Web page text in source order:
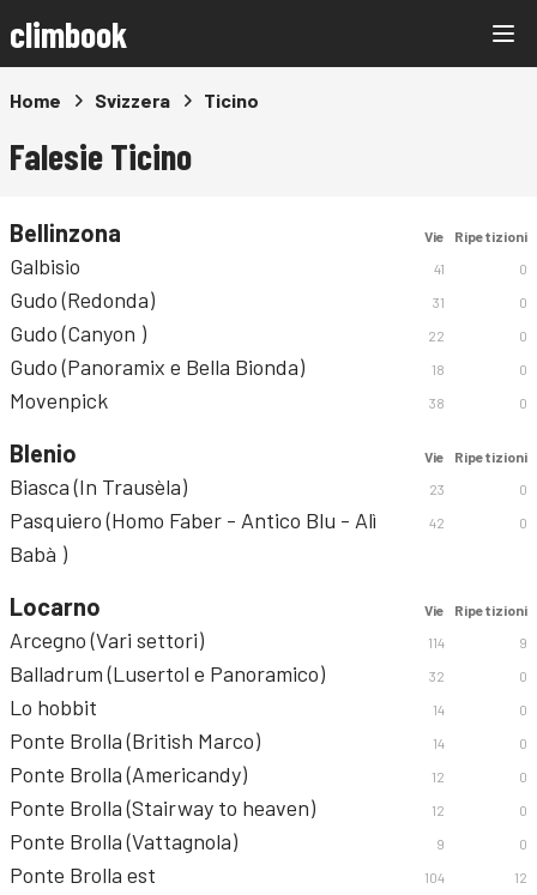
climbook
Home Svizzera Ticino
Falesie Ticino
Bellinzona Vie Ripetizioni
Galbisio 41 0
Gudo (Redonda) 31 0
Gudo (Canyon ) 22 0
Gudo (Panoramix e Bella Bionda) 18 0
Movenpick 38 0
Blenio Vie Ripetizioni
Biasca (In Trausèla) 23 0
Pasquiero (Homo Faber - Antico Blu - Alì
Babà )
42 0
Locarno Vie Ripetizioni
Arcegno (Vari settori) 114 9
Balladrum (Lusertol e Panoramico) 32 0
Lo hobbit 14 0
Ponte Brolla (British Marco) 14 0
Ponte Brolla (Americandy) 12 0
Ponte Brolla (Stairway to heaven) 12 0
Ponte Brolla (Vattagnola) 9 0
Ponte Brolla est 104 12